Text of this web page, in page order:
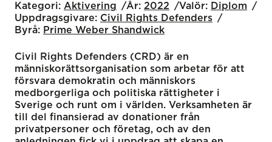
Kategori: Aktivering År: 2022 Valör: Diplom
Uppdragsgivare: Civil Rights Defenders
Byrå: Prime Weber Shandwick
Civil Rights Defenders (CRD) är en
människorättsorganisation som arbetar för att
försvara demokratin och människors
medborgerliga och politiska rättigheter i
Sverige och runt om i världen. Verksamheten är
till del finansierad av donationer från
privatpersoner och företag, och av den